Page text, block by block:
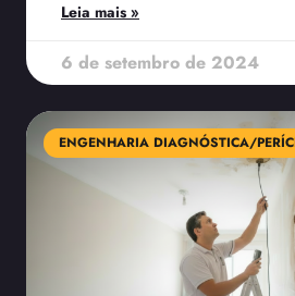
Leia mais »
6 de setembro de 2024
ENGENHARIA DIAGNÓSTICA/